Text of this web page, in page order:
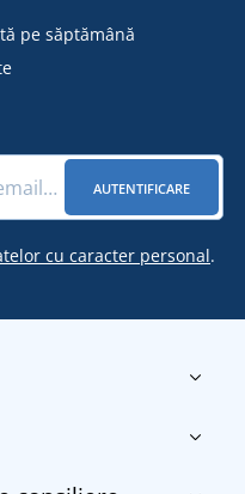
pe săptămână
AUTENTIFICARE
cu caracter personal.